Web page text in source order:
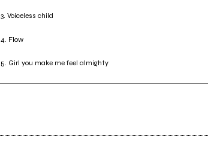
3. Voiceless child
4. Flow
5. Girl you make me feel almighty